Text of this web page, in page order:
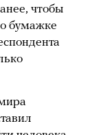
чтобы
бумажке